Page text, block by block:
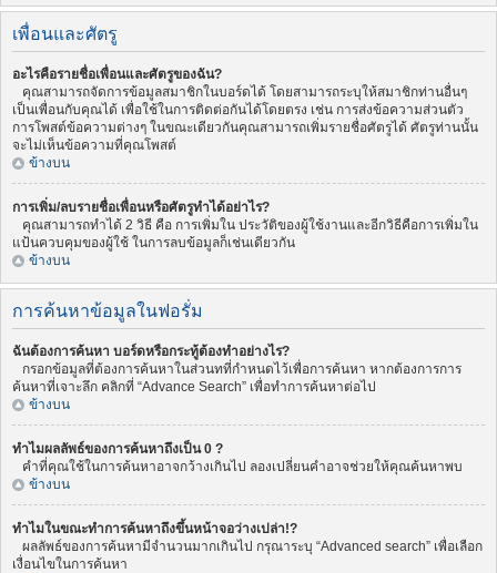
เพื่อนและศัตรู
อะไรคือรายชื่อเพื่อนและศัตรูของฉัน?
คุณสามารถจัดการข้อมูลสมาชิกในบอร์ดได้ โดยสามารถระบุให้สมาชิกท่านอื่นๆ
เป็นเพื่อนกับคุณได้ เพื่อใช้ในการติดต่อกันได้โดยตรง เช่น การส่งข้อความส่วนตัว
การโพสต์ข้อความต่างๆ ในขณะเดียวกันคุณสามารถเพิ่มรายชื่อศัตรูได้ ศัตรูท่านนั้น
จะไม่เห็นข้อความที่คุณโพสต์
ข้างบน
การเพิ่ม/ลบรายชื่อเพื่อนหรือศัตรูทำได้อย่าไร?
คุณสามารถทำได้ 2 วิธี คือ การเพิ่มใน ประวัติของผู้ใช้งานและอีกวิธีคือการเพิ่มใน
แป้นควบคุมของผู้ใช้ ในการลบข้อมูลก็เช่นเดียวกัน
ข้างบน
การค้นหาข้อมูลในฟอรั่ม
ฉันต้องการค้นหา บอร์ดหรือกระทู้ต้องทำอย่างไร?
กรอกข้อมูลที่ต้องการค้นหาในส่วนทที่กำหนดไว้เพื่อการค้นหา หากต้องการการ
ค้นหาที่เจาะลึก คลิกที่ “Advance Search” เพื่อทำการค้นหาต่อไป
ข้างบน
ทำไมผลลัพธ์ของการค้นหาถึงเป็น 0 ?
คำที่คุณใช้ในการค้นหาอาจกว้างเกินไป ลองเปลี่ยนคำอาจช่วยให้คุณค้นหาพบ
ข้างบน
ทำไมในขณะทำการค้นหาถึงขึ้นหน้าจอว่างเปล่า!?
ผลลัพธ์ของการค้นหามีจำนวนมากเกินไป กรุณาระบุ “Advanced search” เพื่อเลือก
เงื่อนไขในการค้นหา